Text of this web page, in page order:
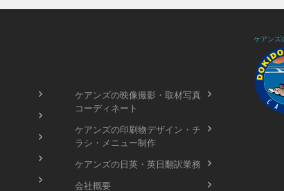
ケアンズの映像撮影・取材写真
コーディネート
ケアンズの印刷物デザイン・チ
ラシ・メニュー制作
ケアンズの日英・英日翻訳業務
会社概要
ケアンズ